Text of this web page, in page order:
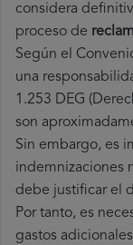
considera
proceso de
Según el
una
1.253 DEG
son
Sin embargo, es
indemnizaciones
debe justificar el
Por tanto, es
gastos